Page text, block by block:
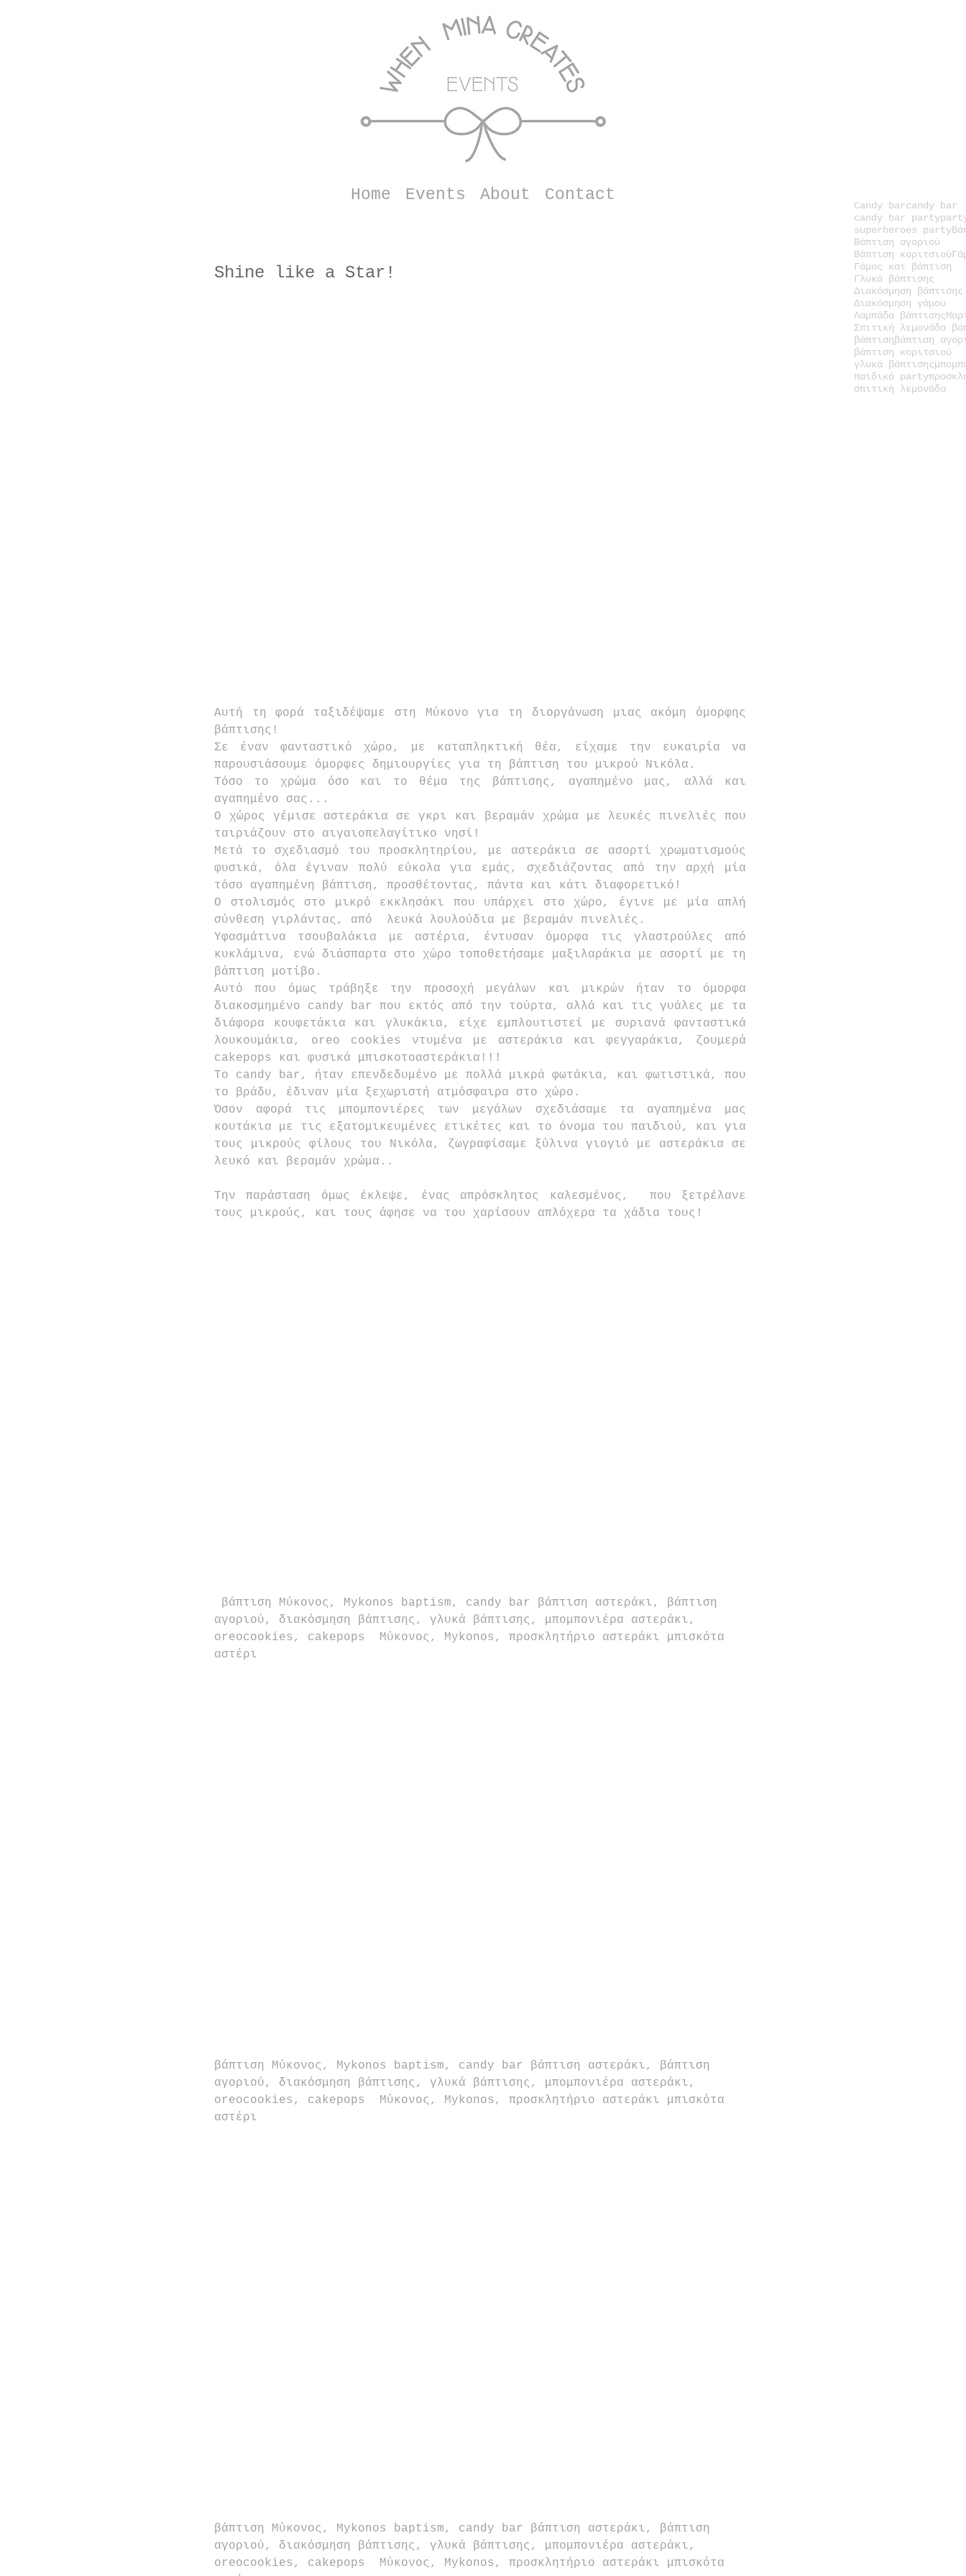
Home Events About Contact
Candy barcandy bar
candy bar party
superheroes party
Βάπτιση αγοριού
Βάπτιση κοριτσιού
Γάμος και βάπτιση
Γλυκά βάπτισης
Διακόσμηση βάπτισης
Διακόσμηση γάμου
Λαμπάδα βάπτισης
Σπιτική λεμονάδα
βάπτισηβάπτιση
βάπτιση κοριτσιού
γλυκά βάπτισης
παιδικό party
σπιτική λεμονάδα
Shine like a Star!
Αυτή τη φορά ταξιδέψαμε στη Μύκονο για τη διοργάνωση μιας ακόμη όμορφης
βάπτισης!
Σε έναν φανταστικό χώρο, με καταπληκτική θέα, είχαμε την ευκαιρία να
παρουσιάσουμε όμορφες δημιουργίες για τη βάπτιση του μικρού Νικόλα.
Τόσο το χρώμα όσο και το θέμα της βάπτισης, αγαπημένο μας, αλλά και
αγαπημένο σας...
Ο χώρος γέμισε αστεράκια σε γκρι και βεραμάν χρώμα με λευκές πινελιές που
ταιριάζουν στο αιγαιοπελαγίτικο νησί!
Μετά το σχεδιασμό του προσκλητηρίου, με αστεράκια σε ασορτί χρωματισμούς
φυσικά, όλα έγιναν πολύ εύκολα για εμάς, σχεδιάζοντας από την αρχή μία
τόσο αγαπημένη βάπτιση, προσθέτοντας, πάντα και κάτι διαφορετικό!
Ο στολισμός στο μικρό εκκλησάκι που υπάρχει στο χώρο, έγινε με μία απλή
σύνθεση γιρλάντας, από  λευκά λουλούδια με βεραμάν πινελιές.
Υφασμάτινα τσουβαλάκια με αστέρια, έντυσαν όμορφα τις γλαστρούλες από
κυκλάμινα, ενώ διάσπαρτα στο χώρο τοποθετήσαμε μαξιλαράκια με ασορτί με τη
βάπτιση μοτίβο.
Αυτό που όμως τράβηξε την προσοχή μεγάλων και μικρών ήταν το όμορφα
διακοσμημένο candy bar που εκτός από την τούρτα, αλλά και τις γυάλες με τα
διάφορα κουφετάκια και γλυκάκια, είχε εμπλουτιστεί με συριανά φανταστικά
λουκουμάκια, oreo cookies ντυμένα με αστεράκια και φεγγαράκια, ζουμερά
cakepops και φυσικά μπισκοτοαστεράκια!!!
Το candy bar, ήταν επενδεδυμένο με πολλά μικρά φωτάκια, και φωτιστικά, που
το βράδυ, έδιναν μία ξεχωριστή ατμόσφαιρα στο χώρο.
Όσον αφορά τις μπομπονιέρες των μεγάλων σχεδιάσαμε τα αγαπημένα μας
κουτάκια με τις εξατομικευμένες ετικέτες και το όνομα του παιδιού, και για
τους μικρούς φίλους του Νικόλα, ζωγραφίσαμε ξύλινα γιογιό με αστεράκια σε
λευκό και βεραμάν χρώμα..
Την παράσταση όμως έκλεψε, ένας απρόσκλητος καλεσμένος,  που ξετρέλανε
τους μικρούς, και τους άφησε να του χαρίσουν απλόχερα τα χάδια τους!
αγοριού, διακόσμηση βάπτισης, γλυκά βάπτισης, μπομπονιέρα αστεράκι,
oreocookies, cakepops  Μύκονος, Mykonos, προσκλητήριο αστεράκι μπισκότα
αστέρι
βάπτιση Μύκονος, Mykonos baptism, candy bar βάπτιση αστεράκι, βάπτιση
αγοριού, διακόσμηση βάπτισης, γλυκά βάπτισης, μπομπονιέρα αστεράκι,
oreocookies, cakepops  Μύκονος, Mykonos, προσκλητήριο αστεράκι μπισκότα
αστέρι
βάπτιση Μύκονος, Mykonos baptism, candy bar βάπτιση αστεράκι, βάπτιση
αγοριού, διακόσμηση βάπτισης, γλυκά βάπτισης, μπομπονιέρα αστεράκι,
oreocookies, cakepops  Μύκονος, Mykonos, προσκλητήριο αστεράκι μπισκότα